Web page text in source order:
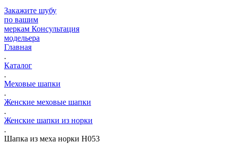
Закажите шубу
по вашим
меркам Консультация
модельера
Главная
.
Каталог
.
Меховые шапки
.
Женские меховые шапки
.
Женские шапки из норки
.
Шапка из меха норки Н053